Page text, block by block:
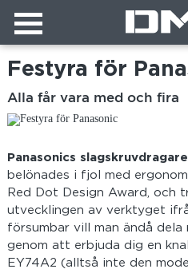
Festyra för
Alla får vara med och fira
Panasonics slagskruvdragare
belönades i fjol med
Red Dot Design Award, och
utvecklingen av verktyget
försumbar vill man ändå
genom att erbjuda dig en
EY74A2 (alltså inte den